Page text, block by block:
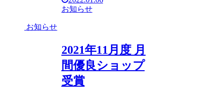
お知らせ
お知らせ
2021年11月度 月
間優良ショップ
受賞